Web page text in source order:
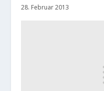
28. Februar 2013